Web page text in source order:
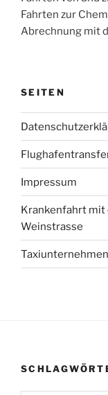
Fahrten zur
Abrechnung mit
SEITEN
Impressum
Krankenfahrt mit
Weinstrasse